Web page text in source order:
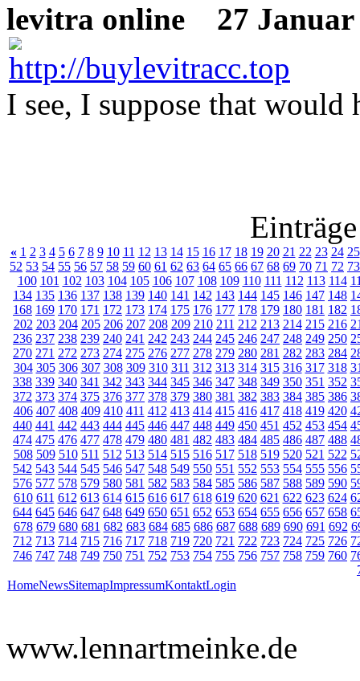
levitra online
27 Januar
I see, I suppose that would
« 1 2 3 4 5 6 7 8 9 10 11 12 13 14 15 16 17 18 19 20 21 22 23 24 25
52 53 54 55 56 57 58 59 60 61 62 63 64 65 66 67 68 69 70 71 72 73
100 101 102 103 104 105 106 107 108 109 110 111 112 113 114
134 135 136 137 138 139 140 141 142 143 144 145 146 147 148
168 169 170 171 172 173 174 175 176 177 178 179 180 181 182
202 203 204 205 206 207 208 209 210 211 212 213 214 215 216
236 237 238 239 240 241 242 243 244 245 246 247 248 249 250
270 271 272 273 274 275 276 277 278 279 280 281 282 283 284
304 305 306 307 308 309 310 311 312 313 314 315 316 317 318
338 339 340 341 342 343 344 345 346 347 348 349 350 351 352
372 373 374 375 376 377 378 379 380 381 382 383 384 385 386
406 407 408 409 410 411 412 413 414 415 416 417 418 419 420
440 441 442 443 444 445 446 447 448 449 450 451 452 453 454
474 475 476 477 478 479 480 481 482 483 484 485 486 487 488
508 509 510 511 512 513 514 515 516 517 518 519 520 521 522
542 543 544 545 546 547 548 549 550 551 552 553 554 555 556
576 577 578 579 580 581 582 583 584 585 586 587 588 589 590
610 611 612 613 614 615 616 617 618 619 620 621 622 623 624
644 645 646 647 648 649 650 651 652 653 654 655 656 657 658
678 679 680 681 682 683 684 685 686 687 688 689 690 691 692
712 713 714 715 716 717 718 719 720 721 722 723 724 725 726
746 747 748 749 750 751 752 753 754 755 756 757 758 759 760
HomeNewsSitemapImpressumKontaktLogin
www.lennartmeinke.de